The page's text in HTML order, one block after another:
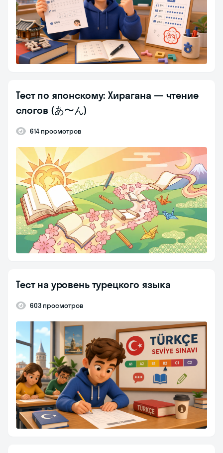
Тест по японскому: Хирагана — чтение
слогов (あ〜ん)
614 просмотров
Тест на уровень турецкого языка
603 просмотров